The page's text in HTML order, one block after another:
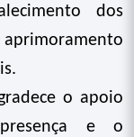
dos
o apoio
e o